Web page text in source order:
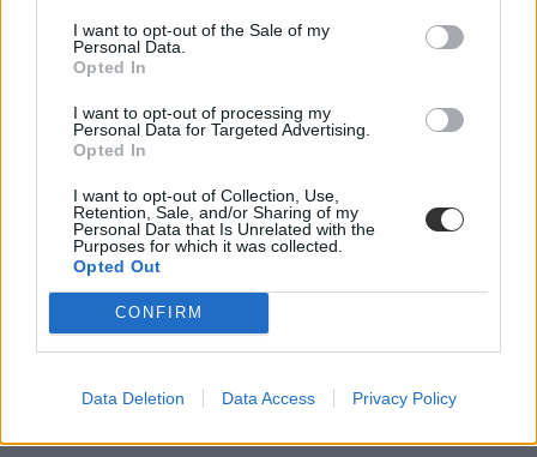
I want to opt-out of the Sale of my
Personal Data.
Opted In
I want to opt-out of processing my
Personal Data for Targeted Advertising.
Opted In
I want to opt-out of Collection, Use,
Retention, Sale, and/or Sharing of my
Personal Data that Is Unrelated with the
Purposes for which it was collected.
Opted Out
CONFIRM
Data Deletion Data Access Privacy Policy
versenyeredmény
informatikai diákolimpia